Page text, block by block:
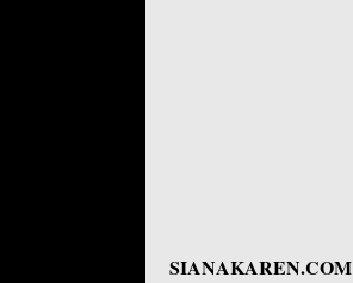
SIANAKAREN.COM